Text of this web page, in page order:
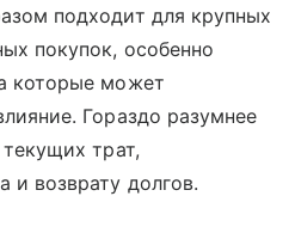
подходит для крупных
покупок, особенно
которые может
Гораздо разумнее
трат,
и возврату долгов.